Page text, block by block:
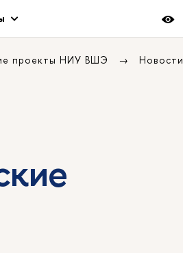
проекты НИУ ВШЭ Новости